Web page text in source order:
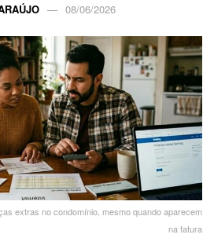
08/06/2026
extras no condomínio, mesmo quando aparecem
na fatura